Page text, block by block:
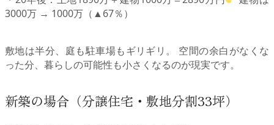
3000万 → 1000万（▲67％）
敷地は半分、庭も駐車場もギリギリ。 空間の余白がなくな
った分、暮らしの可能性も小さくなるのが現実です。
新築の場合（分譲住宅・敷地分割33坪）